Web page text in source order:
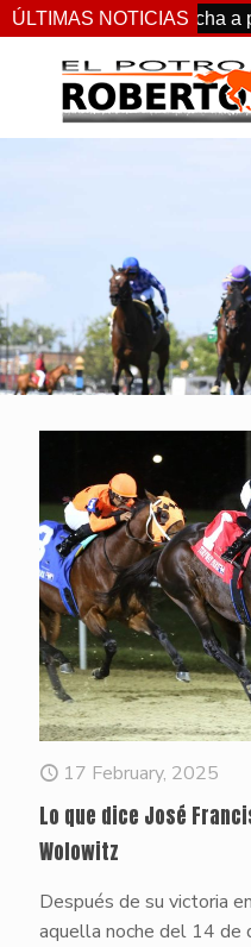
ÚLTIMAS NOTICIAS
cambia de fecha a
17 February, 2025
Lo que dice José
Wolowitz
Después de su victoria
aquella noche del 14 de